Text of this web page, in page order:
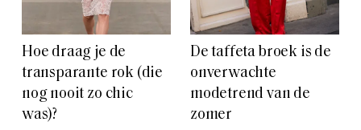
Hoe draag je de
transparante rok (die
nog nooit zo chic
was)?
De taffeta broek is de
onverwachte
modetrend van de
zomer